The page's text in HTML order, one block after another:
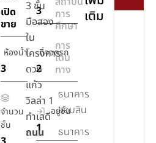
เปิด
ขาย
3
ห้องน้ำ
3
ที่จอดรถ
2
จำนวน
ชั้น
อยู่ชั้น
1
3 ชั้น
มือสอง
ใน
โครงการ
ดวง
แก้ว
วิลล่า 1
ทำเลดี
ถนน
การ
ศึกษา
การ
เดิน
ทาง
ธนาคาร
ออมสิน
ธนาคาร
เติม